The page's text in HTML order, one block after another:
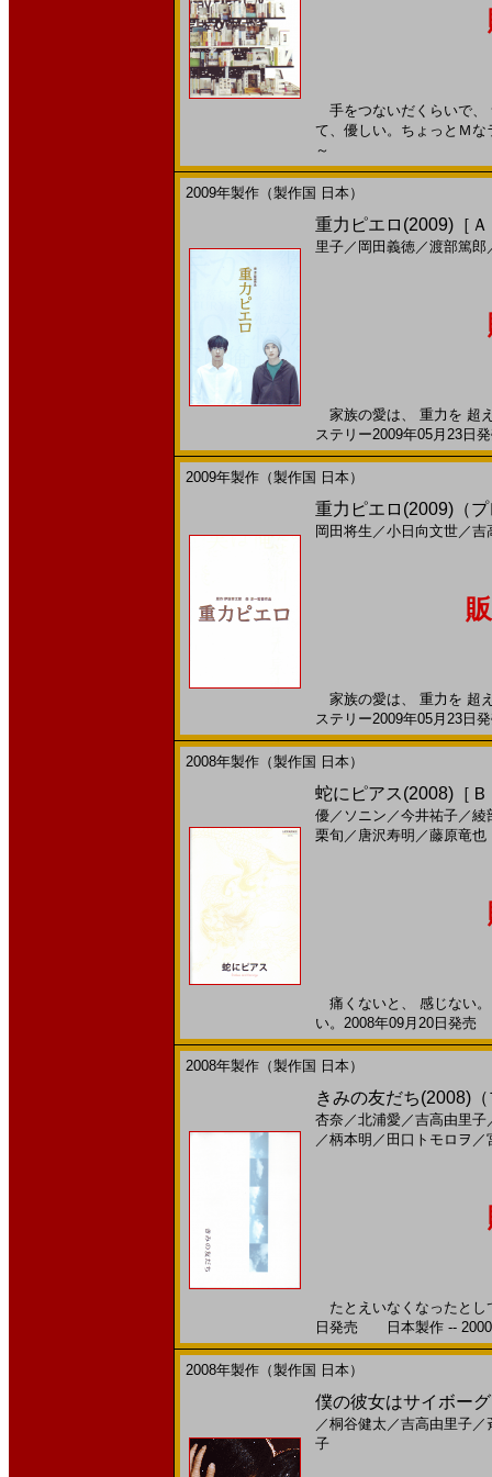
手をつないだくらいで、
て、優しい。ちょっとＭ
～
2009年製作（製作国 日本）
重力ピエロ(2009)［
里子／ 岡田義徳／渡部篤郎
家族の愛は、 重力を 超
ステリー2009年05月23
2009年製作（製作国 日本）
重力ピエロ(2009)（
岡田将生 ／小日向文世／吉
家族の愛は、 重力を 超
ステリー2009年05月23
2008年製作（製作国 日本）
蛇にピアス(2008)［
優／ ソニン ／今井祐子／綾
栗旬 ／ 唐沢寿明 ／藤原竜也
痛くないと、 感じない
い。2008年09月20日発
2008年製作（製作国 日本）
きみの友だち(2008)
杏奈 ／北浦愛／吉高由里子
／柄本明 ／ 田口トモロヲ ／
たとえいなくなったとし
日発売 日本製作 -- 2000
2008年製作（製作国 日本）
僕の彼女はサイボー
／桐谷健太 ／吉高由里子／
子